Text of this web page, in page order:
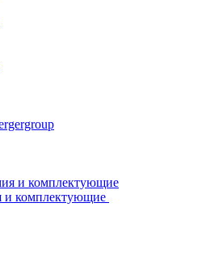
и комплектующие